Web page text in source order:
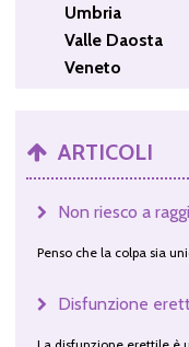
Umbria
Valle Daosta
Veneto
ARTICOLI
Non riesco a
Penso che la colpa sia
Disfunzione